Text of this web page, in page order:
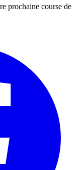
prochaine course de